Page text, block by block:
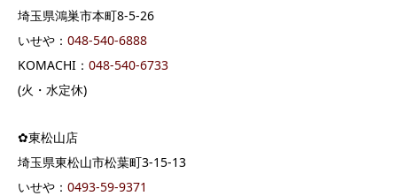
埼玉県鴻巣市本町8-5-26
いせや： 048-540-6888
KOMACHI： 048-540-6733
(火・水定休)
✿東松山店
埼玉県東松山市松葉町3-15-13
いせや： 0493-59-9371